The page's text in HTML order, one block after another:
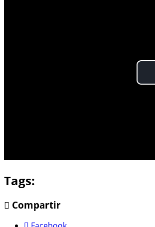
Tags:
Compartir